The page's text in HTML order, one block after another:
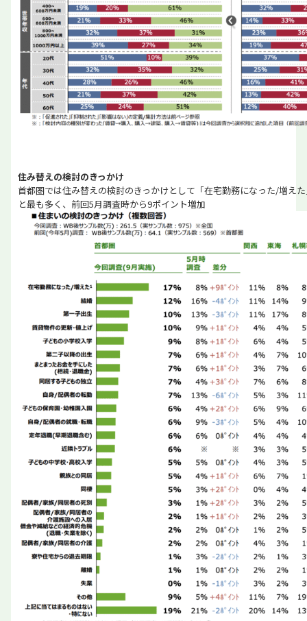
住み替えの検討のきっかけ
首都圏では住み替えの検討のきっかけとして「在宅勤務になった/増え
と最も多く、前回5月調査時から9ポイント増加